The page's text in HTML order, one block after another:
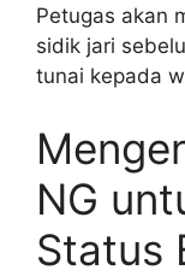
Petugas akan
sidik jari
tunai kepada
NG
Status